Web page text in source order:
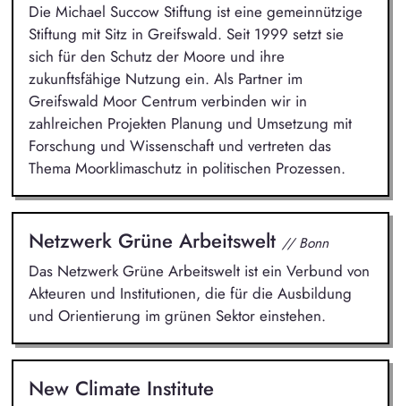
Die Michael Succow Stiftung ist eine gemeinnützige
Stiftung mit Sitz in Greifswald. Seit 1999 setzt sie
sich für den Schutz der Moore und ihre
zukunftsfähige Nutzung ein. Als Partner im
Greifswald Moor Centrum verbinden wir in
zahlreichen Projekten Planung und Umsetzung mit
Forschung und Wissenschaft und vertreten das
Thema Moorklimaschutz in politischen Prozessen.
Netzwerk Grüne Arbeitswelt // Bonn
Das Netzwerk Grüne Arbeitswelt ist ein Verbund von
Akteuren und Institutionen, die für die Ausbildung
und Orientierung im grünen Sektor einstehen.
New Climate Institute